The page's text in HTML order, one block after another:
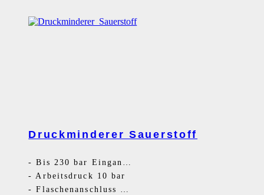
Druckminderer Sauerstoff
-Bis 230 bar Eingangsdruck
-Arbeitsdruck 10 bar
-Flaschenanschluss G3/4RH